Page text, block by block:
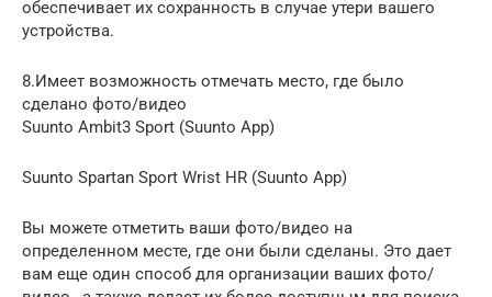
обеспечивает их сохранность в случае утери вашего
устройства.
8.Имеет возможность отмечать место, где было
сделано фото/видео
Suunto Ambit3 Sport (Suunto App)
Suunto Spartan Sport Wrist HR (Suunto App)
Вы можете отметить ваши фото/видео на
определенном месте, где они были сделаны. Это дает
вам еще один способ для организации ваших фото/